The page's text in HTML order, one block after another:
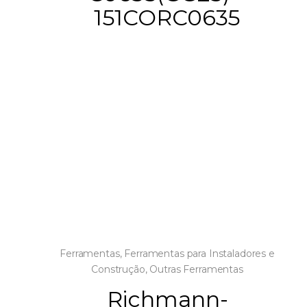
151CORC0635
Ferramentas, Ferramentas para Instaladores e
Construção, Outras Ferramentas
Richmann-